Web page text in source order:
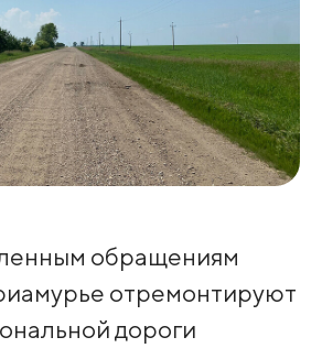
обращениям
отремонтируют
дороги